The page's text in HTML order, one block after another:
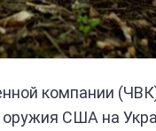
компании
США на